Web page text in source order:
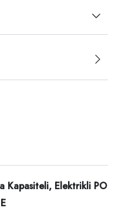
Kapasiteli, Elektrikli PO